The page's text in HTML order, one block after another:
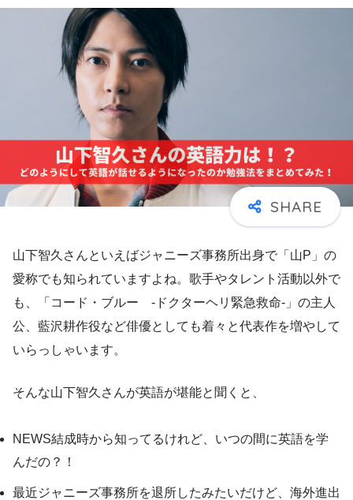
山下智久さんといえばジャニーズ事務所出身で「山P」の
愛称でも知られていますよね。歌手やタレント活動以外で
も、「コード・ブルー -ドクターヘリ緊急救命-」の主人
公、藍沢耕作役など俳優としても着々と代表作を増やして
いらっしゃいます。
そんな山下智久さんが英語が堪能と聞くと、
NEWS結成時から知ってるけれど、いつの間に英語を学
んだの？！
最近ジャニーズ事務所を退所したみたいだけど、海外進出